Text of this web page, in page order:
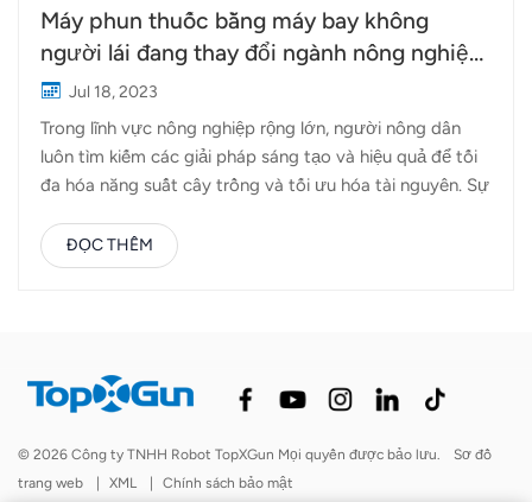
Máy phun thuốc bằng máy bay không
người lái đang thay đổi ngành nông nghiệp
như thế nào
Jul 18, 2023
Trong lĩnh vực nông nghiệp rộng lớn, người nông dân
luôn tìm kiếm các giải pháp sáng tạo và hiệu quả để tối
đa hóa năng suất cây trồng và tối ưu hóa tài nguyên. Sự
mang đến một chiều hướng mới cho nông nghiệp chính
xác, biến đổi cách chúng ta bảo vệ và nuôi dưỡng cây
mì và các loại ngũ cốc khác:Máy phun thuốc trừ sâu
Topxgun FP400 đã cho thấy những lợi ích đáng kể đối
bay thấp và phun thuốc chính xác, máy phun thuốc
ĐỌC THÊM
© 2026 Công ty TNHH Robot TopXGun Mọi quyền được bảo lưu.
Sơ đồ
trang web
| XML | Chính sách bảo mật